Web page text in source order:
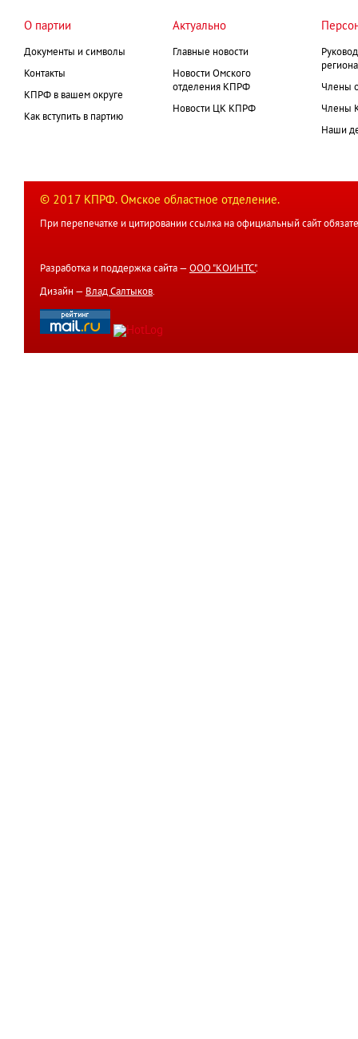
О партии
Документы и символы
Контакты
КПРФ в вашем округе
Как вступить в партию
Актуально
Главные новости
Новости Омского
отделения КПРФ
Новости ЦК КПРФ
Члены
Члены
Наши
© 2017 КПРФ. Омское областное отделение.
При перепечатке и цитировании ссылка на официальный сайт
Разработка и поддержка сайта — ООО "КОИНТС".
Дизайн — Влад Салтыков.